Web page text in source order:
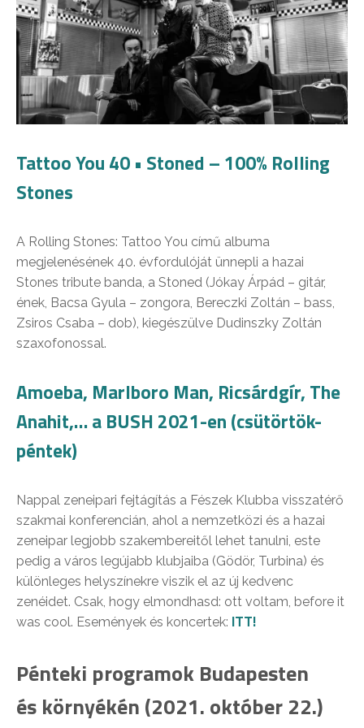
Tattoo You 40 • Stoned – 100% Rolling
Stones
A Rolling Stones: Tattoo You című albuma
megjelenésének 40. évfordulóját ünnepli a hazai
Stones tribute banda, a Stoned (Jókay Árpád – gitár,
ének, Bacsa Gyula – zongora, Bereczki Zoltán – bass,
Zsiros Csaba – dob), kiegészülve Dudinszky Zoltán
szaxofonossal.
Amoeba, Marlboro Man, Ricsárdgír, The
Anahit,… a BUSH 2021-en (csütörtök-
péntek)
Nappal zeneipari fejtágítás a Fészek Klubba visszatérő
szakmai konferencián, ahol a nemzetközi és a hazai
zeneipar legjobb szakembereitől lehet tanulni, este
pedig a város legújabb klubjaiba (Gödör, Turbina) és
különleges helyszínekre viszik el az új kedvenc
zenéidet. Csak, hogy elmondhasd: ott voltam, before it
was cool. Események és koncertek: ITT!
Pénteki programok Budapesten
és környékén (2021. október 22.)